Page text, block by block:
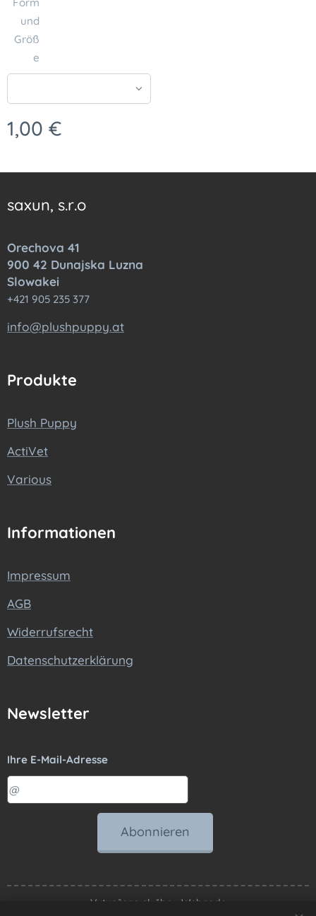
und
Größ
e
1,00 €
saxun, s.r.o
Orechova 41
900 42 Dunajska Luzna
Slowakei
+421 905 235 377
info@plushpuppy.at
Produkte
Plush Puppy
ActiVet
Various
Informationen
Impressum
AGB
Widerrufsrecht
Datenschutzerklärung
Newsletter
Ihre E-Mail-Adresse
Abonnieren
Vytvořeno službou Webnode